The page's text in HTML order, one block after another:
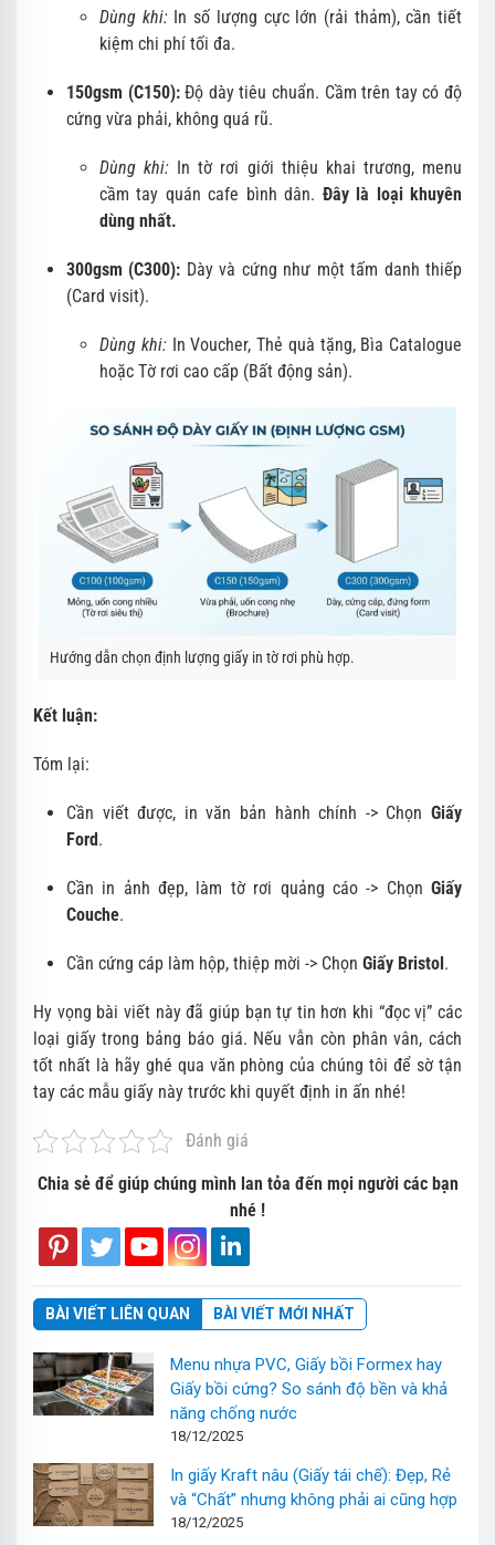
Dùng khi:In số lượng cực lớn (rải thảm), cần tiết
kiệm chi phí tối đa.
150gsm (C150):Độ dày tiêu chuẩn. Cầm trên tay có độ
cứng vừa phải, không quá rũ.
Dùng khi: In tờ rơi giới thiệu khai trương, menu
cầm tay quán cafe bình dân. Đây là loại khuyên
dùng nhất.
300gsm (C300): Dày và cứng như một tấm danh thiếp
(Card visit).
Dùng khi:In Voucher, Thẻ quà tặng, Bìa Catalogue
hoặc Tờ rơi cao cấp (Bất động sản).
Hướng dẫn chọn định lượng giấy in tờ rơi phù hợp.
Kết luận:
Tóm lại:
Cần viết được, in văn bản hành chính -> Chọn Giấy
Ford.
Cần in ảnh đẹp, làm tờ rơi quảng cáo -> Chọn Giấy
Couche.
Cần cứng cáp làm hộp, thiệp mời -> Chọn Giấy Bristol.
Hy vọng bài viết này đã giúp bạn tự tin hơn khi “đọc vị” các
loại giấy trong bảng báo giá. Nếu vẫn còn phân vân, cách
tốt nhất là hãy ghé qua văn phòng của chúng tôi để sờ tận
tay các mẫu giấy này trước khi quyết định in ấn nhé!
Đánh giá
Chia sẻ để giúp chúng mình lan tỏa đến mọi người các bạn
nhé !
BÀI VIẾT LIÊN QUAN BÀI VIẾT MỚI NHẤT
Menu nhựa PVC, Giấy bồi Formex hay
Giấy bồi cứng? So sánh độ bền và khả
năng chống nước
18/12/2025
In giấy Kraft nâu (Giấy tái chế): Đẹp, Rẻ
và “Chất” nhưng không phải ai cũng hợp
18/12/2025